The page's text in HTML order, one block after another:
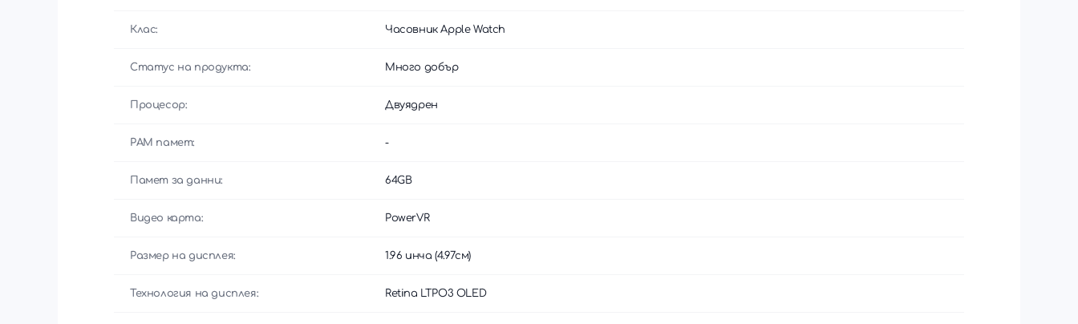
Клас: Часовник Apple Watch
Статус на продукта: Много добър
Процесор: Двуядрен
РАМ памет: -
Памет за данни: 64GB
Видео карта: PowerVR
Размер на дисплея: 1.96 инча (4.97см)
Технология на дисплея: Retina LTPO3 OLED